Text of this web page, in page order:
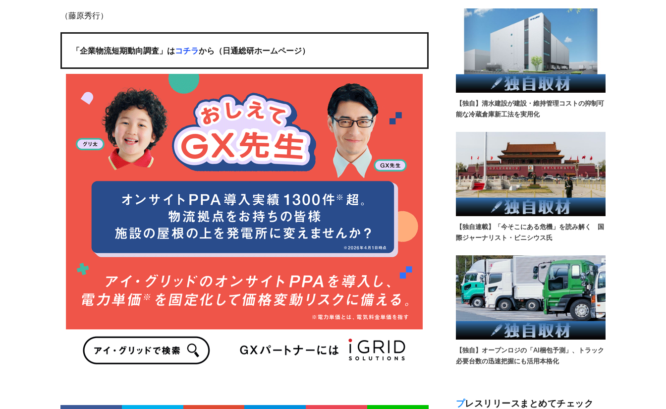
（藤原秀行）
「企業物流短期動向調査」はコチラから（日通総研ホームページ）
【独自】清水建設が建設・維持管理コストの抑制可
能な冷蔵倉庫新工法を実用化
【独自連載】「今そこにある危機」を読み解く 国
際ジャーナリスト・ビニシウス氏
【独自】オープンロジの「AI梱包予測」、トラック
必要台数の迅速把握にも活用本格化
プレスリリースまとめてチェック